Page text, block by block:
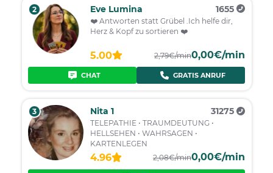
2 Eve Lumina 1655
❤️ Antworten statt Grübel .Ich helfe dir,
Herz & Kopf zu sortieren ❤️
5.00 2,79€/min0,00€/min
CHAT GRATIS ANRUF
3 Nita 1 31275
TELEPATHIE • TRAUMDEUTUNG •
HELLSEHEN • WAHRSAGEN •
KARTENLEGEN
4.96 2,08€/min0,00€/min